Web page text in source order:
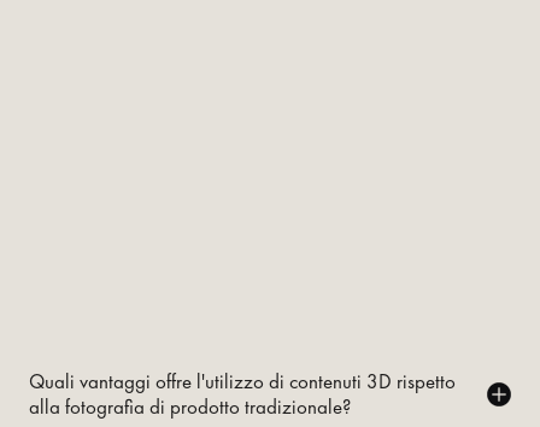
Quali vantaggi offre l'utilizzo di contenuti 3D rispetto
alla fotografia di prodotto tradizionale?